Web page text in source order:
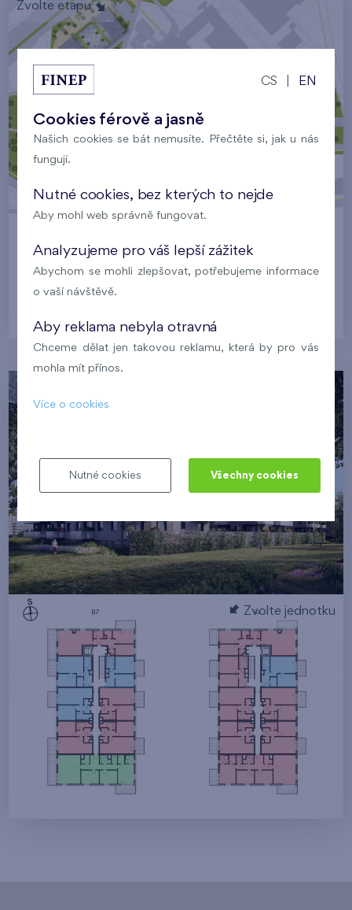
Zvolte etapu
Nad Krocínkou IV - domy B6, B7
Zvolte podlaží
Zvolte jednotku
CS EN
Cookies férově a jasně
Našich cookies se bát nemusíte. Přečtěte si, jak u nás
fungují.
Nutné cookies, bez kterých to nejde
Aby mohl web správně fungovat.
Analyzujeme pro váš lepší zážitek
Abychom se mohli zlepšovat, potřebujeme informace
o vaší návštěvě.
Aby reklama nebyla otravná
Chceme dělat jen takovou reklamu, která by pro vás
mohla mít přínos.
Více o cookies
Nutné cookies Všechny cookies